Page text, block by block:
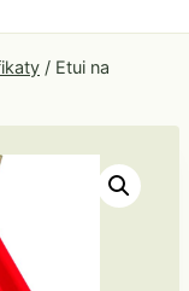
/ Etui na